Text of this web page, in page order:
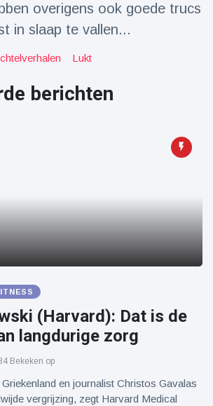
(73)
(77)
wereld stort
overigens ook goede trucs
in slaap te vallen...
Lukt
berichten
(Harvard): Dat is de
langdurige zorg
Bekeken op
en journalist Christos Gavalas
vergrijzing, zegt Harvard Medical